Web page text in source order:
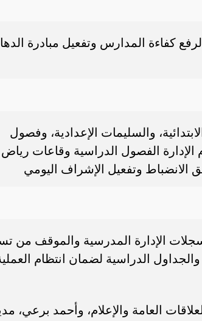
كفاءة المدارس وتفعيل مبادرة
والسليمات الإعدادية، وفصول
الإدارة الفصول الدراسية وقاعات
الانضباط وتفعيل الإشراف اليومي
الإدارة المدرسية والموقف من
الدراسية لضمان انتظام
العامة والإعلام، وأحمد برعي،